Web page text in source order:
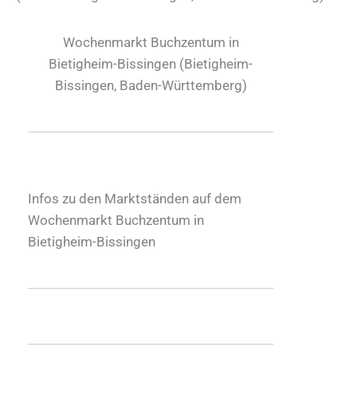
Wochenmarkt Buchzentum in
Bietigheim-Bissingen (Bietigheim-
Bissingen, Baden-Württemberg)
Infos zu den Marktständen auf dem
Wochenmarkt Buchzentum in
Bietigheim-Bissingen